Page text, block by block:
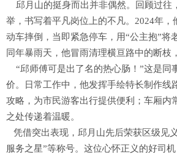
邱月山的挺身而出并非偶然。回顾过往
举，书写着平凡岗位上的不凡。2024年，
动车摔倒，当即紧急停车，用“公主抱”将
同年暴雨天，他冒雨清理横亘路中的断枝
“邱师傅可是出了名的热心肠！”这是同
价。日常工作中，他发挥手绘特长制作线
攻略，为市民游客出行提供便利；车厢内
之处传递着温暖。
凭借突出表现，邱月山先后荣获区级见
服务之星”等称号。这位心怀正义的好司